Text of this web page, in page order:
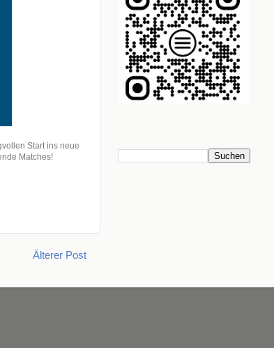
Start ins neue
Matches!
Älterer Post